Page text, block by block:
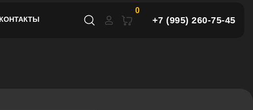
+7 (995) 260-75-45
КОНТАКТЫ
0